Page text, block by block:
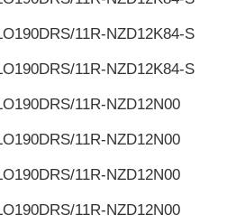
11R-NZD12K84-S
11R-NZD12K84-S
11R-NZD12N00
11R-NZD12N00
11R-NZD12N00
11R-NZD12N00